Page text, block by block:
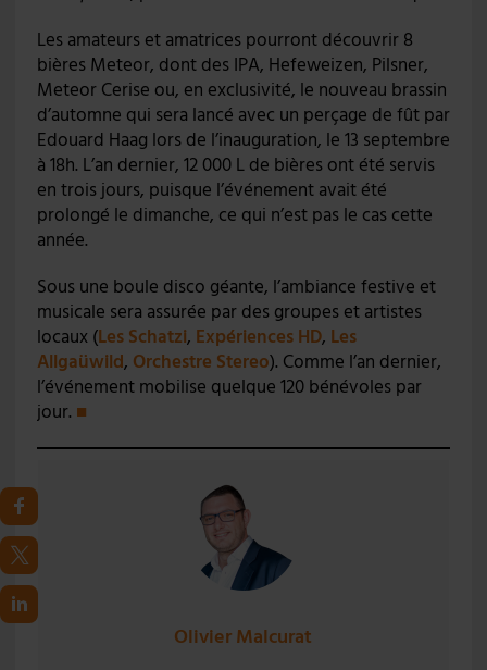
Les amateurs et amatrices pourront découvrir 8
bières Meteor, dont des IPA, Hefeweizen, Pilsner,
Meteor Cerise ou, en exclusivité, le nouveau brassin
d’automne qui sera lancé avec un perçage de fût par
Edouard Haag lors de l’inauguration, le 13 septembre
à 18h. L’an dernier, 12 000 L de bières ont été servis
en trois jours, puisque l’événement avait été
prolongé le dimanche, ce qui n’est pas le cas cette
année.
Sous une boule disco géante, l’ambiance festive et
musicale sera assurée par des groupes et artistes
locaux (Les Schatzi, Expériences HD, Les
Allgaüwild, Orchestre Stereo). Comme l’an dernier,
l’événement mobilise quelque 120 bénévoles par
jour. ■
Olivier Malcurat